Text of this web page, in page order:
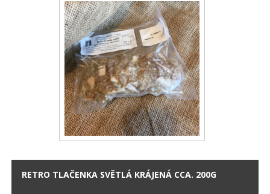
RETRO TLAČENKA SVĚTLÁ KRÁJENÁ CCA. 200G